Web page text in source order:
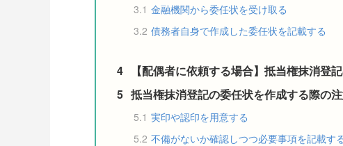
3.1 金融機関から委任状を受け取る
3.2 債務者自身で作成した委任状を記載する
4
【配偶者に依頼する場合】抵当権抹消登
5 抵当権抹消登記の委任状を作成する際の
5.1 実印や認印を用意する
5.2 不備がないか確認しつつ必要事項を記載す